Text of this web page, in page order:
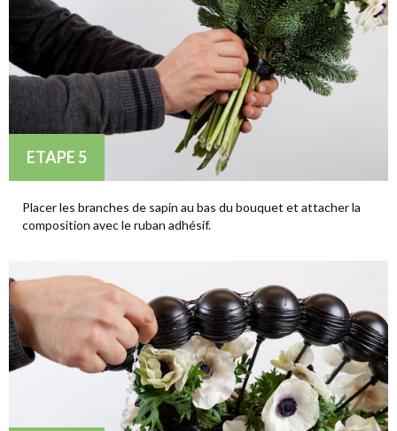
ETAPE 5
Placer les branches de sapin au bas du bouquet et attacher la
composition avec le ruban adhésif.